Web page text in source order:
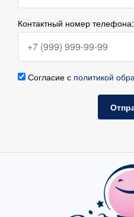
Контактный номер телефона:
Согласие с политикой